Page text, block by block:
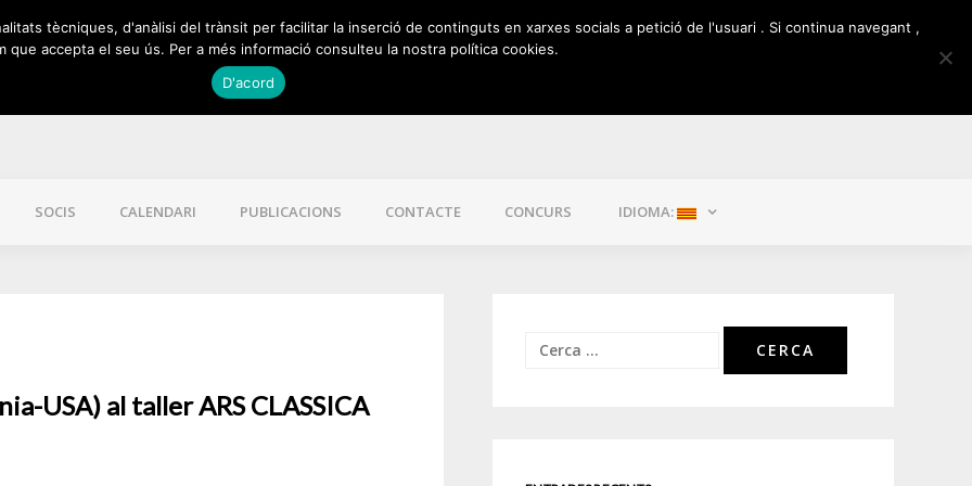
SOCIS CALENDARI PUBLICACIONS CONTACTE CONCURS IDIOMA:
USA) al taller ARS CLASSICA
Cerca:
tècniques, d'anàlisi del trànsit per facilitar la inserció de continguts en xarxes socials a petició de l'usuari . Si continua navegant ,
que accepta el seu ús. Per a més informació consulteu la nostra política cookies.
D'acord